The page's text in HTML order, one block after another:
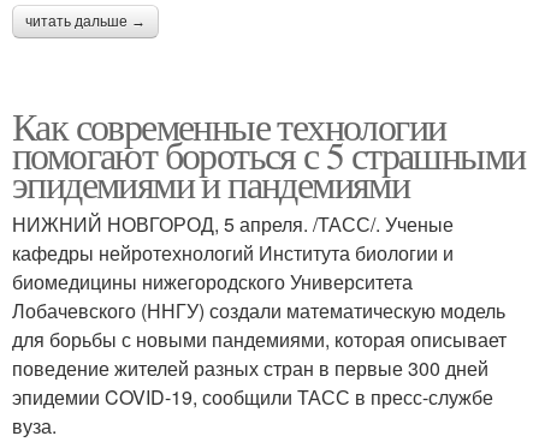
читать дальше →
Как современные технологии
помогают бороться с 5 страшными
эпидемиями и пандемиями
НИЖНИЙ НОВГОРОД, 5 апреля. /ТАСС/. Ученые
кафедры нейротехнологий Института биологии и
биомедицины нижегородского Университета
Лобачевского (ННГУ) создали математическую модель
для борьбы с новыми пандемиями, которая описывает
поведение жителей разных стран в первые 300 дней
эпидемии COVID-19, сообщили ТАСС в пресс-службе
вуза.